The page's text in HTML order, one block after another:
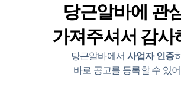
당근알바에 관
가져주셔서 감사
당근알바에서 사업자 인증
바로 공고를 등록할 수 있